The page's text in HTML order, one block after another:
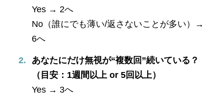
Yes → 2へ
No（誰にでも薄い/返さないことが多い）→
6へ
あなたにだけ無視が“複数回”続いている？
（目安：1週間以上 or 5回以上）
Yes → 3へ